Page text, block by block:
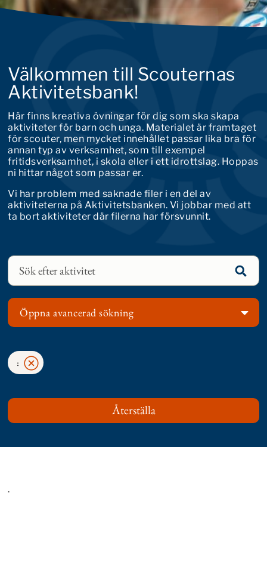
Välkommen till Scouternas
Aktivitetsbank!
Här finns kreativa övningar för dig som ska skapa
aktiviteter för barn och unga. Materialet är framtaget
för scouter, men mycket innehållet passar lika bra för
annan typ av verksamhet, som till exempel
fritidsverksamhet, i skola eller i ett idrottslag. Hoppas
ni hittar något som passar er.
Vi har problem med saknade filer i en del av
aktiviteterna på Aktivitetsbanken. Vi jobbar med att
ta bort aktiviteter där filerna har försvunnit.
Öppna avancerad sökning
:
.